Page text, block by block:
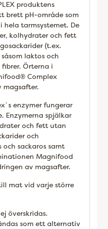
produktens
brett pH-område som
hela tarmsystemet. De
kolhydrater och fett
(t.ex.
laktos och
Örterna i
Complex
magsafter.
enzymer fungerar
Enzymerna spjälkar
och fett utan
och
och sackaros samt
Magnifood
av magsafter.
mat vid varje större
överskridas.
som ett alternativ